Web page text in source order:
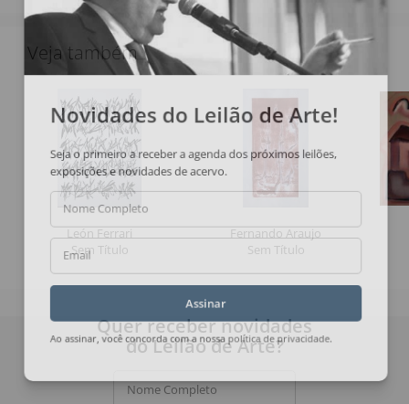
Veja também
León Ferrari
Sem Título
Fernando Araujo
Sem Título
Novidades do Leilão de Arte!
Seja o primeiro a receber a agenda dos próximos leilões,
exposições e novidades de acervo.
Nome Completo
Email
Assinar
Ao assinar, você concorda com a nossapolítica de privacidade
Quer receber novidades
do Leilão de Arte?
Nome Completo